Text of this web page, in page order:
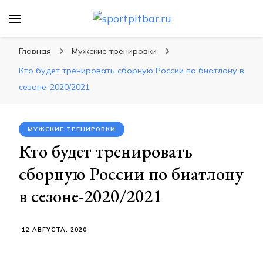
спортивных упражнения, правильные
диеты, программы тренировок
Главная
Мужские тренировки
Кто будет тренировать сборную России по биатлону в
сезоне-2020/2021
МУЖСКИЕ ТРЕНИРОВКИ
Кто будет тренировать
сборную России по биатлону
в сезоне-2020/2021
12 АВГУСТА, 2020